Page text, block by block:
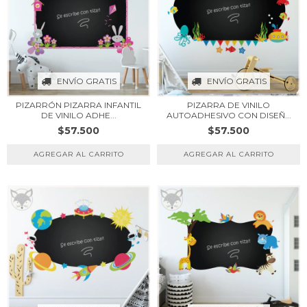
ENVÍO GRATIS
PIZARRÓN PIZARRA INFANTIL
DE VINILO ADHE...
$57.500
ENVÍO GRATIS
PIZARRA DE VINILO
AUTOADHESIVO CON DISEÑ...
$57.500